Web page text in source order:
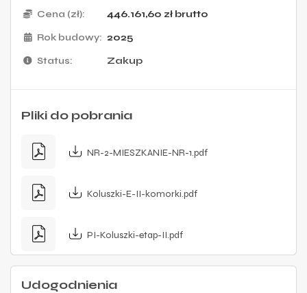
Cena (zł):
446.161,60 zł brutto
Rok budowy: 2025
Status:
Zakup
Pliki do pobrania
NR-2-MIESZKANIE-NR-1.pdf
Koluszki-E-II-komorki.pdf
PI-Koluszki-etap-II.pdf
Udogodnienia